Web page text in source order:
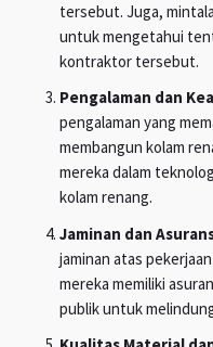
tersebut. Juga,
untuk mengetahui
kontraktor tersebut.
Pengalaman dan
pengalaman yang
membangun kolam
mereka dalam
kolam renang.
Jaminan dan
jaminan atas
mereka memiliki
publik untuk